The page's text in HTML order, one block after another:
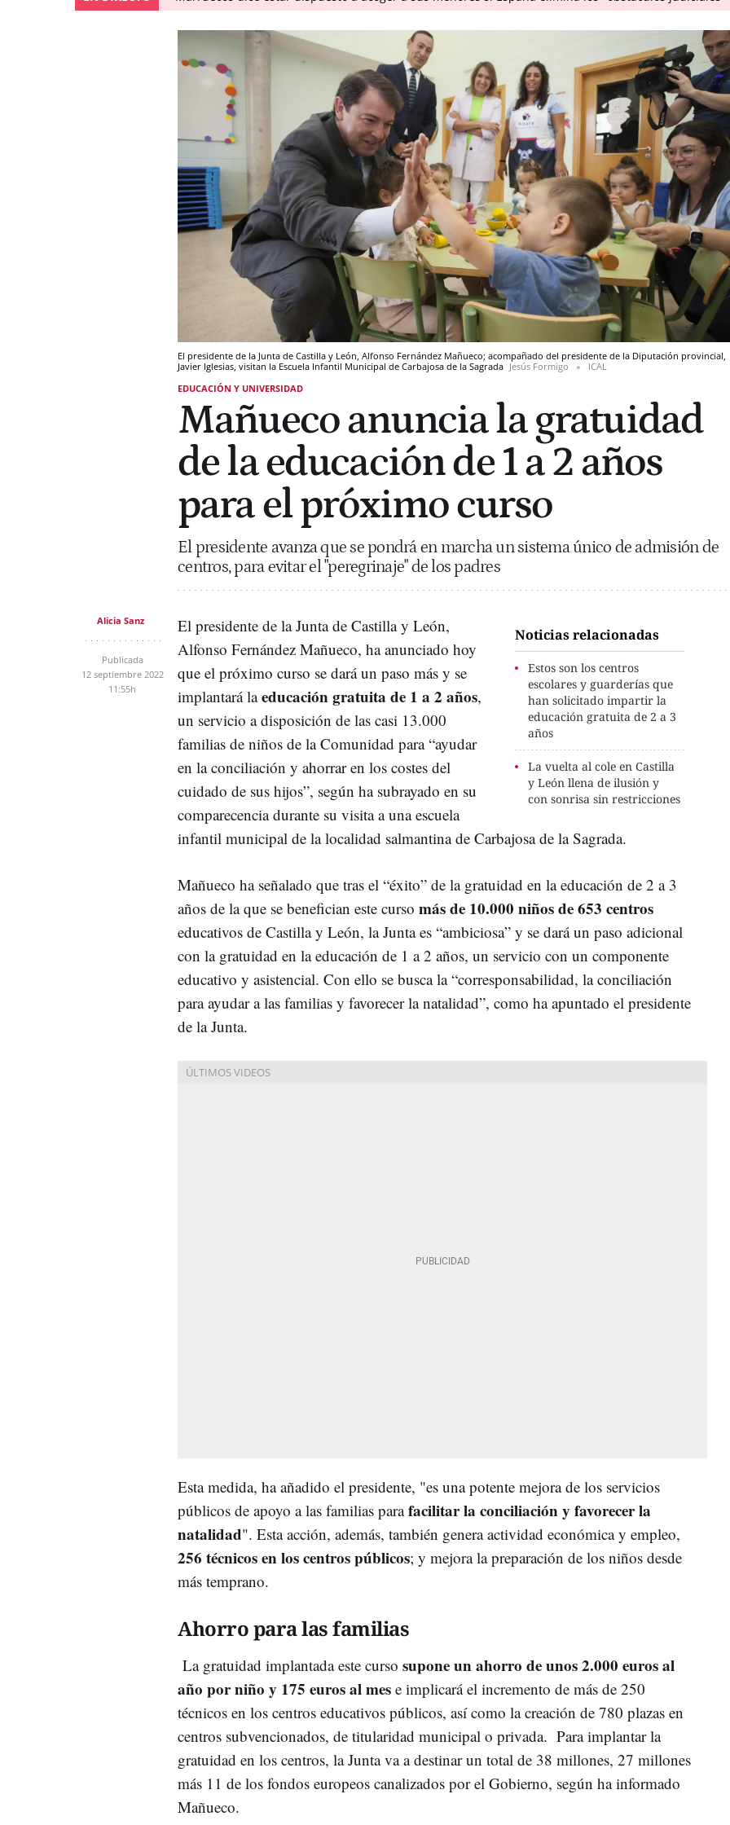
El presidente de la Junta de Castilla y León, Alfonso Fernández Mañueco; acompañado del presidente de la Diputación provincial,
Javier Iglesias, visitan la Escuela Infantil Municipal de Carbajosa de la Sagrada Jesús Formigo
ICAL
EDUCACIÓN Y UNIVERSIDAD
Mañueco anuncia la gratuidad
de la educación de 1 a 2 años
para el próximo curso
El presidente avanza que se pondrá en marcha un sistema único de admisión de
centros, para evitar el "peregrinaje" de los padres
Alicia Sanz
Publicada
12 septiembre 2022
11:55h
Noticias relacionadas
Estos son los centros
escolares y guarderías que
han solicitado impartir la
educación gratuita de 2 a 3
años
La vuelta al cole en Castilla
y León llena de ilusión y
con sonrisa sin restricciones
El presidente de la Junta de Castilla y León,
Alfonso Fernández Mañueco, ha anunciado hoy
que el próximo curso se dará un paso más y se
implantará laeducación gratuita de 1 a 2 años,
un servicio a disposición de las casi 13.000
familias de niños de la Comunidad para “ayudar
en la conciliación y ahorrar en los costes del
cuidado de sus hijos”, según ha subrayado en su
comparecencia durante su visita a una escuela
infantil municipal de la localidad salmantina de Carbajosa de la Sagrada.
Mañueco ha señalado que tras el “éxito” de la gratuidad en la educación de 2 a 3
años de la que se benefician este curso más de 10.000 niños de 653 centros
educativos de Castilla y León, la Junta es “ambiciosa” y se dará un paso adicional
con la gratuidad en la educación de 1 a 2 años, un servicio con un componente
educativo y asistencial. Con ello se busca la “corresponsabilidad, la conciliación
para ayudar a las familias y favorecer la natalidad”, como ha apuntado el presidente
de la Junta.
Esta medida, ha añadido el presidente, "es una potente mejora de los servicios
públicos de apoyo a las familias parafacilitar la conciliación y favorecer la
natalidad". Esta acción, además, también genera actividad económica y empleo,
256 técnicos en los centros públicos; y mejora la preparación de los niños desde
más temprano.
Ahorro para las familias
La gratuidad implantada este curso supone un ahorro de unos 2.000 euros al
año por niño y 175 euros al mes e implicará el incremento de más de 250
técnicos en los centros educativos públicos, así como la creación de 780 plazas en
centros subvencionados, de titularidad municipal o privada. Para implantar la
gratuidad en los centros, la Junta va a destinar un total de 38 millones, 27 millones
más 11 de los fondos europeos canalizados por el Gobierno, según ha informado
Mañueco.